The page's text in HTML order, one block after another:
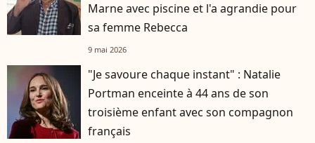
Marne avec piscine et l'a agrandie pour
sa femme Rebecca
9 mai 2026
"Je savoure chaque instant" : Natalie
Portman enceinte à 44 ans de son
troisième enfant avec son compagnon
français